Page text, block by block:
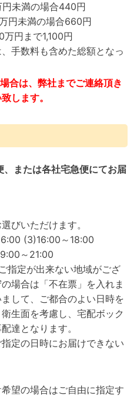
円未満の場合440円
円未満の場合660円
万円まで1,100円
手数料も含めた総額となっ
合は、弊社までご連絡頂き
します。
、または各社宅急便にてお届
びいただけます。
(3)16:00～18:00
～21:00
指定が出来ない地域がござ
場合は「不在票」を入れま
して、ご都合のよい日時を
生面を考慮し、宅配ボック
達となります。
定の日時にお届けできない
望の場合はご自由に指定す